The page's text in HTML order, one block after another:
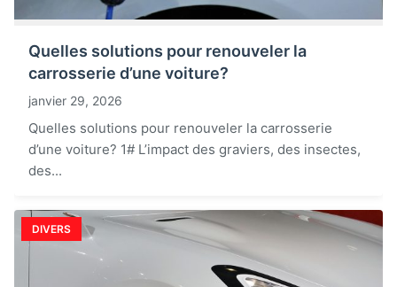
Quelles solutions pour renouveler la
carrosserie d’une voiture?
janvier 29, 2026
Quelles solutions pour renouveler la carrosserie
d’une voiture? 1# L’impact des graviers, des insectes,
des...
DIVERS